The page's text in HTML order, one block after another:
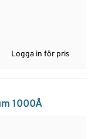
Logga in för pris
1000Å